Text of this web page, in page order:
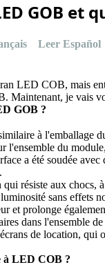
GOB et
Leer Español
LED COB, mais
Maintenant, je vais
GOB ?
à l'emballage
l'ensemble du
a été soudée
résiste aux chocs,
sans effets
et prolonge
dans l'ensemble
de location,
à LED COB ?